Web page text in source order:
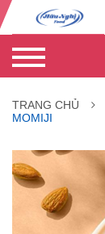
TRANG CHỦ
MOMIJI